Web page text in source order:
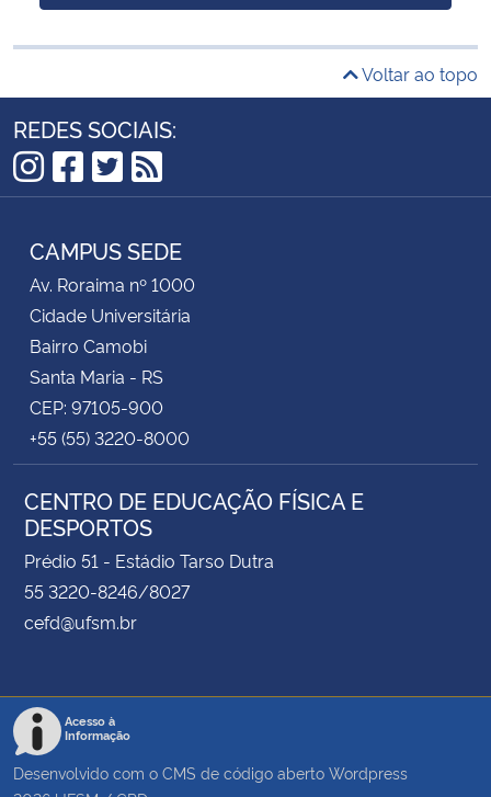
Voltar ao topo
REDES SOCIAIS:
Instagram
Facebook
Twitter
RSS
CAMPUS SEDE
Av. Roraima nº 1000
Cidade Universitária
Bairro Camobi
Santa Maria - RS
CEP: 97105-900
+55 (55) 3220-8000
CENTRO DE EDUCAÇÃO FÍSICA E
DESPORTOS
Prédio 51 - Estádio Tarso Dutra
55 3220-8246/8027
cefd@ufsm.br
Acesso à
Informação
Desenvolvido com o CMS de código aberto Wordpress